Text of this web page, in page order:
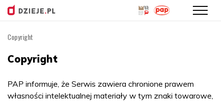
Copyright
Copyright
PAP informuje, że Serwis zawiera chronione prawem
własności intelektualnej materiały w tym znaki towarowe,